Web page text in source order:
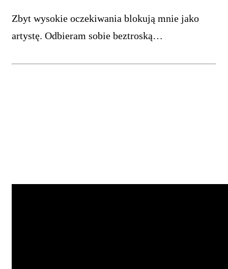
Zbyt wysokie oczekiwania blokują mnie jako
artystę. Odbieram sobie beztroską…